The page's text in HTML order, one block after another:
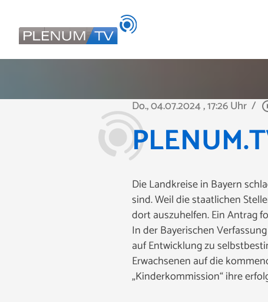
Do., 04.07.2024, 17:26 Uhr /
Die Landkreise in Bayern
sind. Weil die staatlichen
dort auszuhelfen. Ein Antrag
In der Bayerischen
auf Entwicklung zu
Erwachsenen auf die
„Kinderkommission“ ihre